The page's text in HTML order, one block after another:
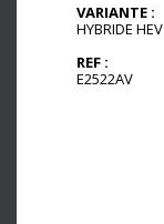
VARIANTE :
HYBRIDE HEV
REF :
E2522AV